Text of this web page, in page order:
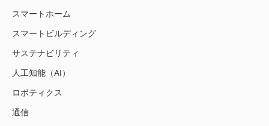
スマートホーム
スマートビルディング
サステナビリティ
人工知能（AI）
ロボティクス
通信